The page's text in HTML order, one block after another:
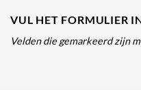
VUL HET FORMULIER
Velden die gemarkeerd zijn